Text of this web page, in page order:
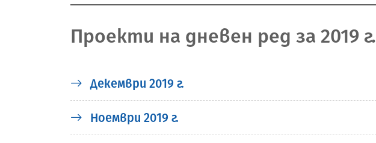
Проекти на дневен ред за 2019 г.
Декември 2019 г.
Ноември 2019 г.